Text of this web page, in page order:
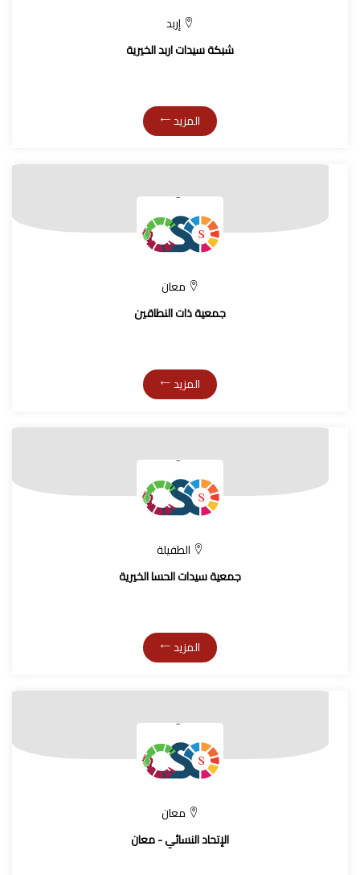
إربد
شبكة سيدات اربد الخيرية
المزيد
معان
جمعية ذات النطاقين
المزيد
الطفيلة
جمعية سيدات الحسا الخيرية
المزيد
معان
الإتحاد النسائي - معان